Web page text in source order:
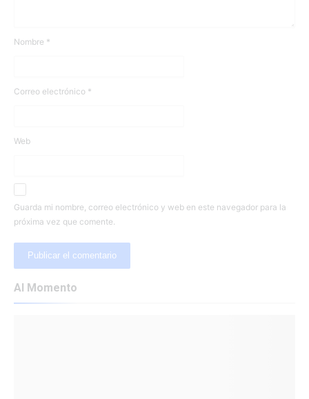
Nombre *
Correo electrónico *
Web
Guarda mi nombre, correo electrónico y web en este navegador para la
próxima vez que comente.
Al Momento